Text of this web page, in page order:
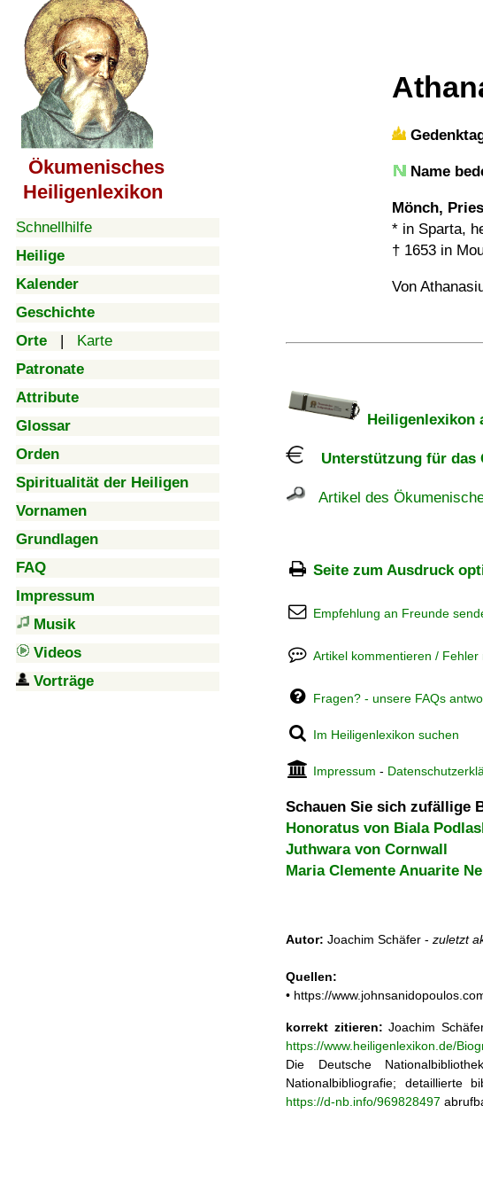
Ökumenisches
Heiligenlexikon
Schnellhilfe
Heilige
Kalender
Geschichte
Orte | Karte
Patronate
Attribute
Glossar
Orden
Spiritualität der Heiligen
Vornamen
Grundlagen
FAQ
Impressum
Musik
Videos
Vorträge
Name
Mönch,
* in Sparta,
† 1653 in
Von
Heiligenlexikon
Unterstützung für das
Artikel des
Seite zum Ausdruck
Empfehlung an Freunde
Artikel kommentieren / Fehler
Fragen? - unsere FAQs
Im Heiligenlexikon suchen
Impressum -
Schauen Sie sich zufällige
Honoratus von Biala
Juthwara von Cornwall
Maria Clemente Anuarite
Autor: Joachim Schäfer - zuletzt
Quellen:
• https://
korrekt zitieren: Joachim
https://www.heiligenlexikon.de/
Die Deutsche
Nationalbibliografie; detaillierte
https://d-nb.info/969828497